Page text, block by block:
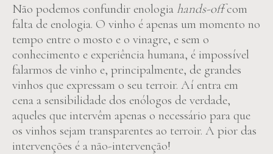
Não podemos confundir enologia hands-offcom
falta de enologia. O vinho é apenas um momento no
tempo entre o mosto e o vinagre, e sem o
conhecimento e experiência humana, é impossível
falarmos de vinho e, principalmente, de grandes
vinhos que expressam o seu terroir. Aí entra em
cena a sensibilidade dos enólogos de verdade,
aqueles que intervêm apenas o necessário para que
os vinhos sejam transparentes ao terroir. A pior das
intervenções é a não-intervenção!